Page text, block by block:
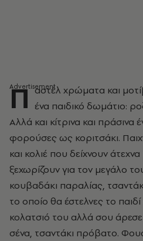
Π αστέλ χρώματα και
ένα παιδικό δωμάτιο:
Αλλά και κίτρινα και πράσινα
φορούσες ως κοριτσάκι.
και κολιέ που δείχνουν άτεχνα
ξεχωρίζουν για τον μεγάλο
κουβαδάκι παραλίας,
το οποίο θα έστελνες το
κολατσιό του αλλά σου
σένα, τσαντάκι πρόβατο.